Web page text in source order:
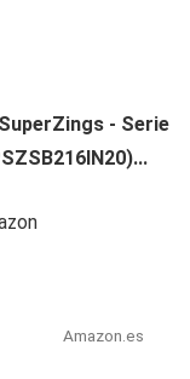
SuperZings - Serie
Amazon.es